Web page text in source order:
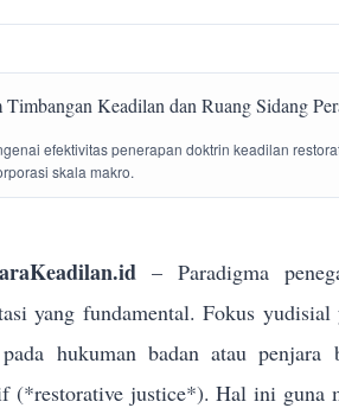
efektivitas penerapan doktrin keadilan
skala makro.
– Paradigma
yang fundamental. Fokus
pada hukuman badan atau
(*restorative justice*). Hal ini guna